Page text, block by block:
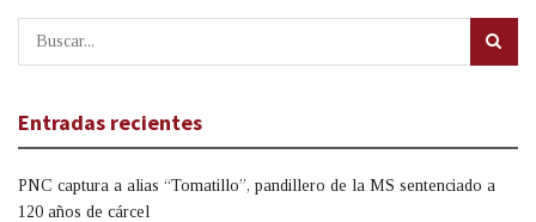
Entradas recientes
PNC captura a alias “Tomatillo”, pandillero de la MS sentenciado a
120 años de cárcel